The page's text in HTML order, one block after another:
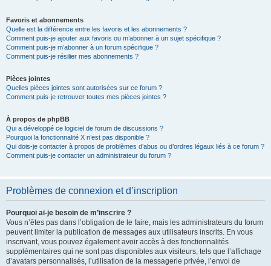
Favoris et abonnements
Quelle est la différence entre les favoris et les abonnements ?
Comment puis-je ajouter aux favoris ou m’abonner à un sujet spécifique ?
Comment puis-je m’abonner à un forum spécifique ?
Comment puis-je résilier mes abonnements ?
Pièces jointes
Quelles pièces jointes sont autorisées sur ce forum ?
Comment puis-je retrouver toutes mes pièces jointes ?
À propos de phpBB
Qui a développé ce logiciel de forum de discussions ?
Pourquoi la fonctionnalité X n’est pas disponible ?
Qui dois-je contacter à propos de problèmes d’abus ou d’ordres légaux liés à ce forum ?
Comment puis-je contacter un administrateur du forum ?
Problèmes de connexion et d’inscription
Pourquoi ai-je besoin de m’inscrire ?
Vous n’êtes pas dans l’obligation de le faire, mais les administrateurs du forum
peuvent limiter la publication de messages aux utilisateurs inscrits. En vous
inscrivant, vous pouvez également avoir accès à des fonctionnalités
supplémentaires qui ne sont pas disponibles aux visiteurs, tels que l’affichage
d’avatars personnalisés, l’utilisation de la messagerie privée, l’envoi de